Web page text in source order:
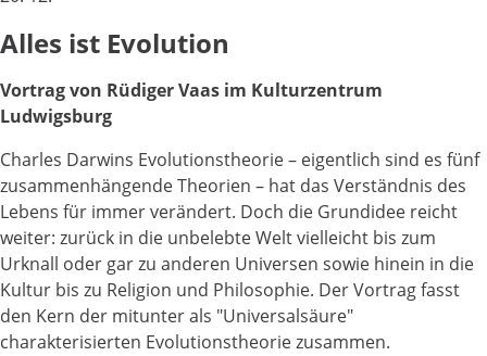
Alles ist Evolution
Vortrag von Rüdiger Vaas im Kulturzentrum
Ludwigsburg
Charles Darwins Evolutionstheorie – eigentlich sind es fünf
zusammenhängende Theorien – hat das Verständnis des
Lebens für immer verändert. Doch die Grundidee reicht
weiter: zurück in die unbelebte Welt vielleicht bis zum
Urknall oder gar zu anderen Universen sowie hinein in die
Kultur bis zu Religion und Philosophie. Der Vortrag fasst
den Kern der mitunter als "Universalsäure"
charakterisierten Evolutionstheorie zusammen.